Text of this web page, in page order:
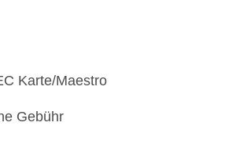
Karte/Maestro
Gebühr